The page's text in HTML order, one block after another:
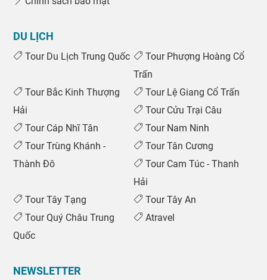
DU LỊCH
Tour Du Lịch Trung Quốc
Tour Phượng Hoàng Cổ
Trấn
Tour Bắc Kinh Thượng
Hải
Tour Lệ Giang Cổ Trấn
Tour Cửu Trại Câu
Tour Cáp Nhĩ Tân
Tour Nam Ninh
Tour Trùng Khánh -
Thành Đô
Tour Tân Cương
Tour Cam Túc - Thanh
Hải
Tour Tây Tạng
Tour Tây An
Tour Quý Châu Trung
Quốc
Atravel
NEWSLETTER